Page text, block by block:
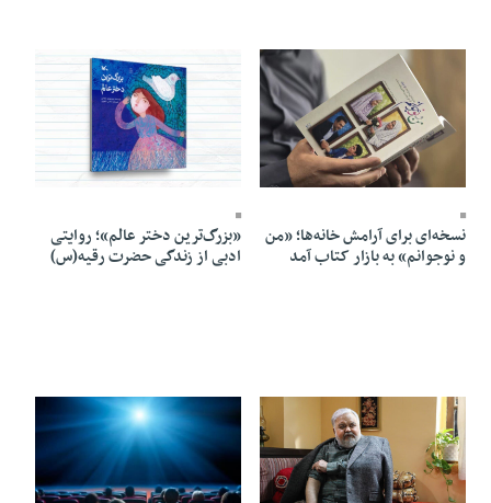
نسخه‌ای برای آرامش خانه‌ها؛ «من
و نوجوانم» به بازار کتاب آمد
05 Mordad 1405 - 05:58
«بزرگ‌ترین دختر عالم»؛ روایتی
ادبی از زندگی حضرت رقیه(س)